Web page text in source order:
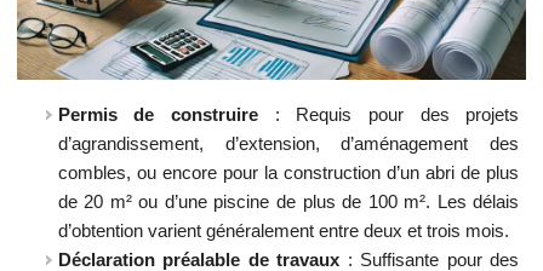
Permis de construire : Requis pour des projets
d’agrandissement, d’extension, d’aménagement des
combles, ou encore pour la construction d’un abri de plus
de 20 m² ou d’une piscine de plus de 100 m². Les délais
d’obtention varient généralement entre deux et trois mois.
Déclaration préalable de travaux : Suffisante pour des